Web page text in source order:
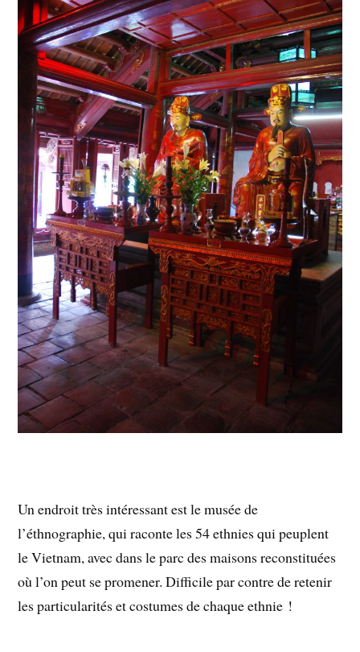
Un endroit très intéressant est le musée de
l’éthnographie, qui raconte les 54 ethnies qui peuplent
le Vietnam, avec dans le parc des maisons reconstituées
où l’on peut se promener. Difficile par contre de retenir
les particularités et costumes de chaque ethnie !